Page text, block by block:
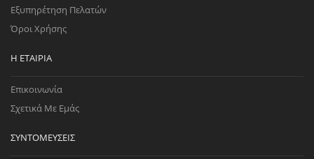
Εξυπηρέτηση Πελατών
Όροι Χρήσης
Η ΕΤΑΙΡΊΑ
Επικοινωνία
Σχετικά Με Εμάς
ΣΥΝΤΟΜΕΎΣΕΙΣ